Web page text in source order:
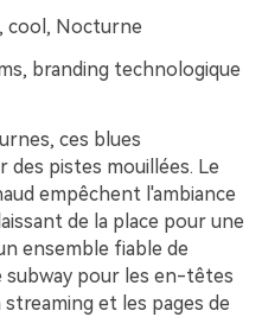
cool, Nocturne
branding technologique
ces blues
des pistes mouillées. Le
empêchent l'ambiance
de la place pour une
ensemble fiable de
subway pour les en-têtes
et les pages de